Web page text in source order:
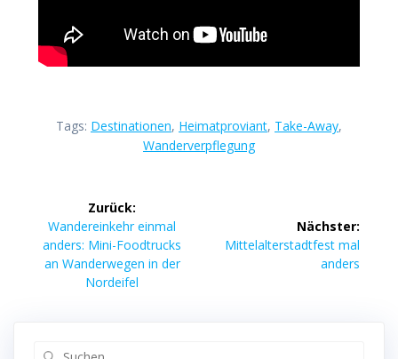
Tags: Destinationen, Heimatproviant, Take-Away,
Wanderverpflegung
Beitragsnavigation
Zurück:
Vorheriger
Beitrag:
Wandereinkehr einmal
anders: Mini-Foodtrucks
an Wanderwegen in der
Nordeifel
Nächster:
Nächster
Mittelalterstadtfest mal
anders